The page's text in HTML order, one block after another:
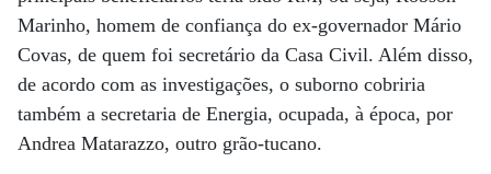
Marinho, homem de confiança do ex-governador Mário
Covas, de quem foi secretário da Casa Civil. Além disso,
de acordo com as investigações, o suborno cobriria
também a secretaria de Energia, ocupada, à época, por
Andrea Matarazzo, outro grão-tucano.